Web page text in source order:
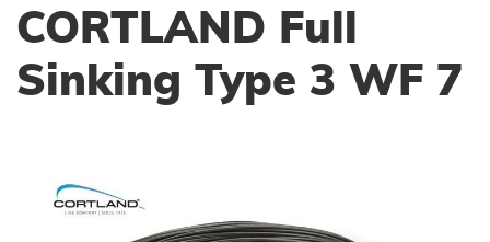
CORTLAND Full
Sinking Type 3 WF 7